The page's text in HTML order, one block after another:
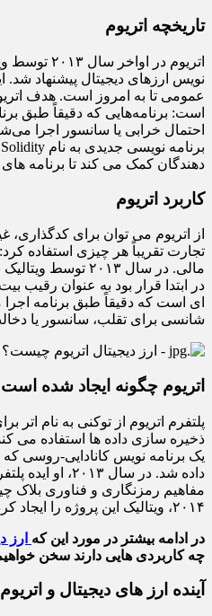
تاریخچه اتریوم
اتریوم در
نویس ارزهای دیجیتال پیشنهاد شد.
عمومی تا به امروز است. هدف
است: برنامه‌هایی که دقیقاً طبق
احتمال خرابی یا سانسور اجرا
دهندگان کمک می کند تا برنامه
کاربرد اتریوم
از اتریوم می توان برای
تجارت تقریباً هر چیزی استفاده
مالی. در سال ۲۰۱۳
در ابتدا قرار بود به عنوان رقیب
ای است که دقیقاً طبق برنامه
شانسی برای تقلب، سانسور یا
اتریوم چگونه ایجاد شده
پلتفرم اتریوم از توکنی به نام اتر
داده شد. در سال
مفاهیم رمزنگاری و فناوری بلاک
۲۰۱۴، ویتالیک این پروژه را ایجاد کرد.
در ادامه بیشتر در مورد این که ارز
چه کاربردی هایی دارند سخن
آینده ارز های دیجیتال و اتریوم